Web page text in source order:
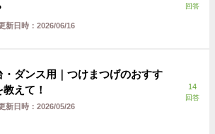
新日時： 2026/06/16
回答
・ダンス用｜つけまつげのおすす
えて！
新日時： 2026/05/26
14
回答